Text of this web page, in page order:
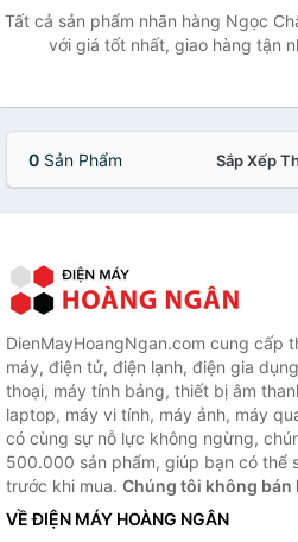
Tất cả sản phẩm nhãn hàng Ngọc
với giá tốt nhất, giao hàng tận
0 Sản Phẩm Sắp Xếp
DienMayHoangNgan.com cung cấp
máy, điện tử, điện lạnh, điện gia
thoại, máy tính bảng, thiết bị âm
laptop, máy vi tính, máy ảnh, máy
có cùng sự nỗ lực không ngừng,
500.000 sản phẩm, giúp bạn có thể
trước khi mua. Chúng tôi không bán
VỀ ĐIỆN MÁY HOÀNG NGÂN